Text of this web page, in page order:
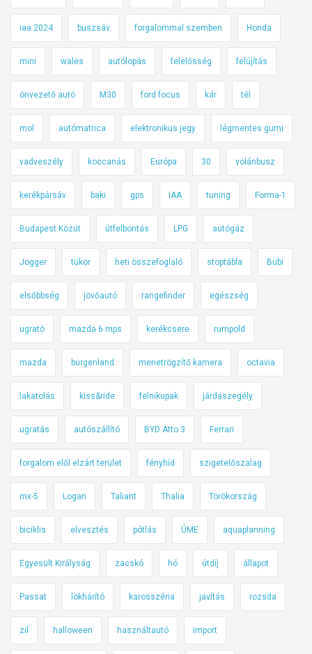
iaa 2024 buszsáv forgalommal szemben Honda
mini wales autólopás felelősség felújítás
önvezető autó M30 ford focus kár tél
mol autómatrica elektronikus jegy légmentes gumi
vadveszély koccanás Európa 30 volánbusz
kerékpársáv baki gps IAA tuning Forma-1
Budapest Közút útfelbontás LPG autógáz
Jogger tükör heti összefoglaló stoptábla Bubi
elsőbbség jövőautó rangefinder egészség
ugrató mazda 6 mps kerékcsere rumpold
mazda burgenland menetrögzítő kamera octavia
lakatolás kiss&ride felnikupak járdaszegély
ugratás autószállító BYD Atto 3 Ferrari
forgalom elől elzárt terület fényhíd szigetelőszalag
mx-5 Logan Taliant Thalia Törökország
biciklis elvesztés pótlás ÚME aquaplanning
Egyesült Királyság zacskó hó útdíj állapot
Passat lökhárító karosszéria javítás rozsda
zil halloween használtautó import